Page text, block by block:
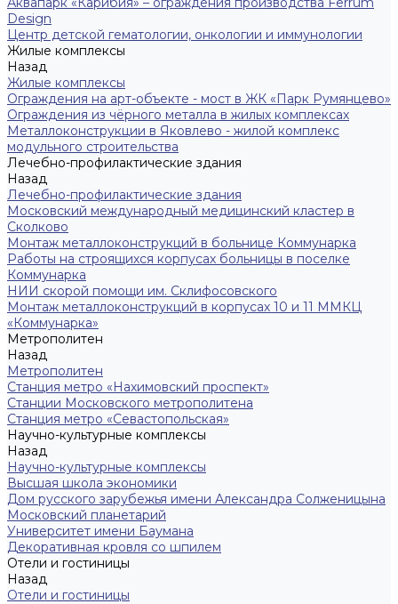
Design
Центр детской гематологии, онкологии и иммунологии
Жилые комплексы
Назад
Жилые комплексы
Ограждения на арт-объекте - мост в ЖК «Парк Румянцево»
Ограждения из чёрного металла в жилых комплексах
Металлоконструкции в Яковлево - жилой комплекс
модульного строительства
Лечебно-профилактические здания
Назад
Лечебно-профилактические здания
Московский международный медицинский кластер в
Сколково
Монтаж металлоконструкций в больнице Коммунарка
Работы на строящихся корпусах больницы в поселке
Коммунарка
НИИ скорой помощи им. Склифосовского
Монтаж металлоконструкций в корпусах 10 и 11 ММКЦ
«Коммунарка»
Метрополитен
Назад
Метрополитен
Станция метро «Нахимовский проспект»
Станции Московского метрополитена
Станция метро «Севастопольская»
Научно-культурные комплексы
Назад
Научно-культурные комплексы
Высшая школа экономики
Дом русского зарубежья имени Александра Солженицына
Московский планетарий
Университет имени Баумана
Декоративная кровля со шпилем
Отели и гостиницы
Назад
Отели и гостиницы